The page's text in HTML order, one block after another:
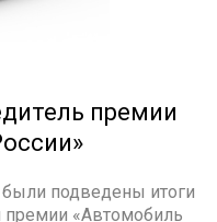
премии
подведены итоги
премии «Автомобиль